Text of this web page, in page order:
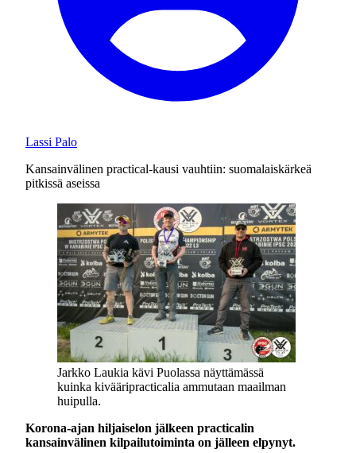
Lassi Palo
Kansainvälinen practical-kausi vauhtiin: suomalaiskärkeä
pitkissä aseissa
Jarkko Laukia kävi Puolassa näyttämässä
kuinka kivääripracticalia ammutaan maailman
huipulla.
Korona-ajan hiljaiselon jälkeen practicalin
kansainvälinen kilpailutoiminta on jälleen elpynyt.